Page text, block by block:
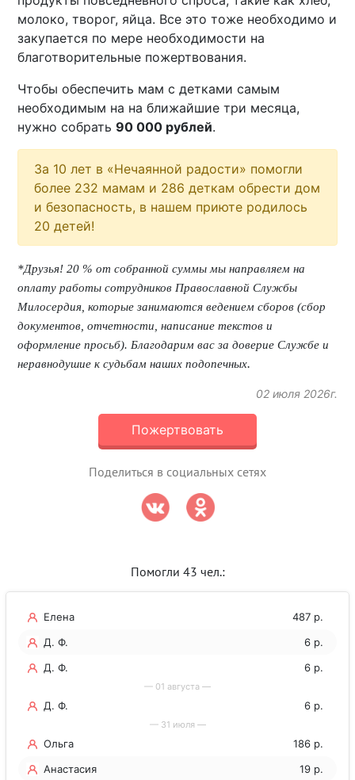
молоко, творог, яйца. Все это тоже необходимо и
закупается по мере необходимости на
благотворительные пожертвования.
Чтобы обеспечить мам с детками самым
необходимым на на ближайшие три месяца,
нужно собрать90 000 рублей.
За 10 лет в «Нечаянной радости» помогли
более 232 мамам и 286 деткам обрести дом
и безопасность, в нашем приюте родилось
20 детей!
*Друзья! 20 % от собранной суммы мы направляем на
оплату работы сотрудников Православной Службы
Милосердия, которые занимаются ведением сборов (сбор
документов, отчетности, написание текстов и
оформление просьб). Благодарим вас за доверие Службе и
неравнодушие к судьбам наших подопечных.
02 июля 2026г.
Пожертвовать
Поделиться в социальных сетях
Помогли 43 чел.:
Елена
487 р.
Д. Ф.
6 р.
Д. Ф.
6 р.
— 01 августа —
Д. Ф. 6 р.
— 31 июля —
Ольга
186 р.
Анастасия
19 р.